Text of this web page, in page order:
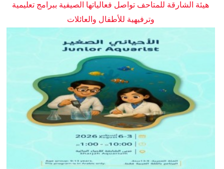
هيئة الشارقة للمتاحف تواصل فعالياتها الصيفية ببرامج تعليمية
وترفيهية للأطفال والعائلات